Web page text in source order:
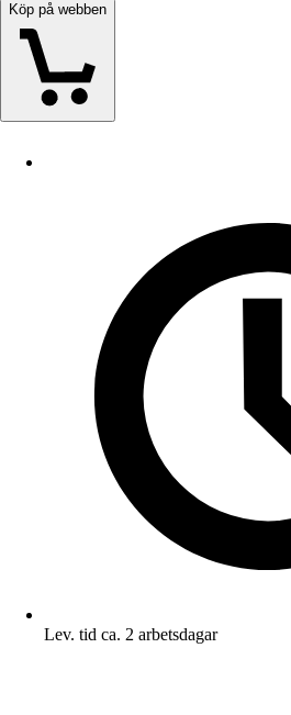
Köp på webben
Lev. tid ca. 2 arbetsdagar